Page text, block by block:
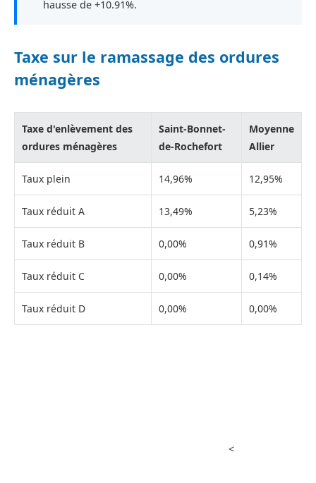
hausse de +10.91%.
Taxe sur le ramassage des ordures
ménagères
Taxe d'enlèvement des
ordures ménagères
Saint-Bonnet-
de-Rochefort
Moyenne
Allier
Taux plein 14,96% 12,95%
Taux réduit A 13,49% 5,23%
Taux réduit B 0,00% 0,91%
Taux réduit C 0,00% 0,14%
Taux réduit D 0,00% 0,00%
<